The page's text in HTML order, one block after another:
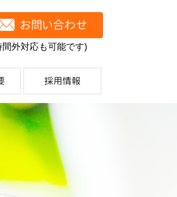
お問い合わせ
外対応も可能です)
採用情報